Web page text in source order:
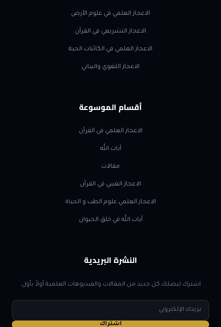
الاعجاز العلمي في علوم الأرض
الاعجاز التشريعي في القرآن
الاعجاز العلمي في الكائنات الحية
الاعجاز اللغوي والبياني
أقسام الموسوعة
الاعجاز العلمي في القرآن
آيات الله
مقالات
الاعجاز الغيبي في القرآن
الاعجاز العلمي علوم الطب و الحياة
آيات الله في خلق الحيوان
النشرة البريدية
اشترك ليصلك كل جديد من المقالات والفيديوهات العلمية أولاً بأول.
البريد
الإلكتروني
اشتراك